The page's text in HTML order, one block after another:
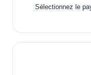
Sélectionnez le